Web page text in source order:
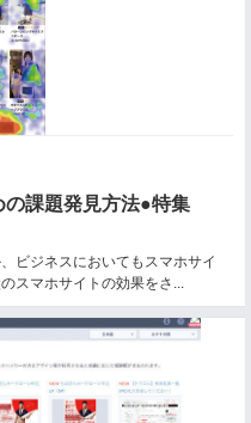
の課題発見方法●特集
ビジネスにおいてもスマホサイ
スマホサイトの効果をさ...